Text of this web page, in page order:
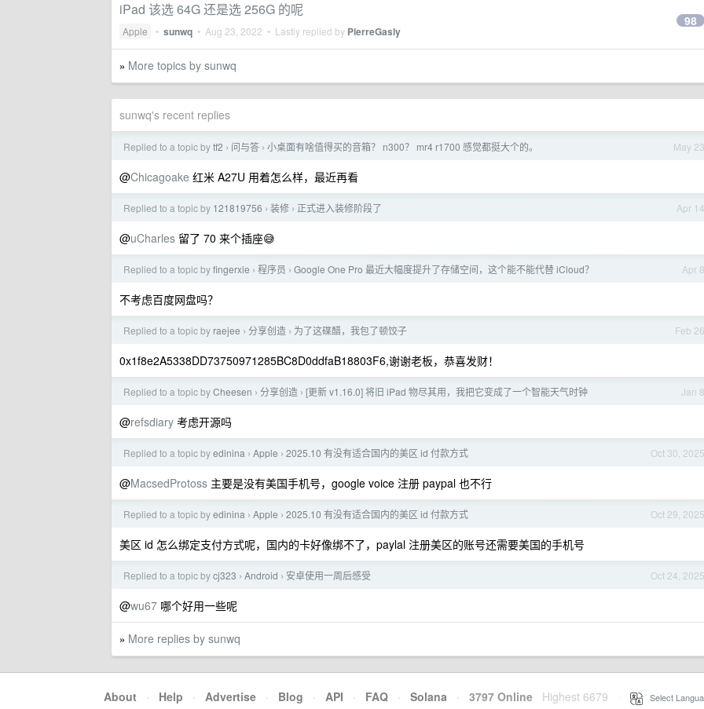
iPad 该选 64G 还是选 256G 的呢
Apple • sunwq • Aug 23, 2022 • Lastly replied by PierreGasly
98
» More topics by sunwq
sunwq's recent replies
May 23
Replied to a topic bytf2 › 问与答 › 小桌面有啥值得买的音箱？ n300？ mr4 r1700 感觉都挺大个的。
@Chicagoake 红米 A27U 用着怎么样，最近再看
Apr 14
Replied to a topic by 121819756 › 装修 › 正式进入装修阶段了
@uCharles 留了 70 来个插座😅
Apr 8
Replied to a topic byfingerxie › 程序员 › Google One Pro 最近大幅度提升了存储空间，这个能不能代替 iCloud？
不考虑百度网盘吗？
Feb 26
Replied to a topic by raejee › 分享创造 › 为了这碟醋，我包了顿饺子
0x1f8e2A5338DD73750971285BC8D0ddfaB18803F6,谢谢老板，恭喜发财！
Jan 8
Replied to a topic byCheesen › 分享创造 › [更新 v1.16.0] 将旧 iPad 物尽其用，我把它变成了一个智能天气时钟
@refsdiary 考虑开源吗
Oct 30, 2025
Replied to a topic byedinina › Apple › 2025.10 有没有适合国内的美区 id 付款方式
@MacsedProtoss 主要是没有美国手机号，google voice 注册 paypal 也不行
Oct 29, 2025
Replied to a topic byedinina › Apple › 2025.10 有没有适合国内的美区 id 付款方式
美区 id 怎么绑定支付方式呢，国内的卡好像绑不了，paylal 注册美区的账号还需要美国的手机号
Oct 24, 2025
Replied to a topic bycj323 › Android › 安卓使用一周后感受
@wu67 哪个好用一些呢
» More replies by sunwq
About · Help · Advertise · Blog · API · FAQ · Solana · 3797 Online Highest 6679 Select